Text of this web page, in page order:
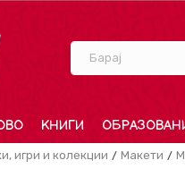
Барај
КНИГИ
игри и колекции Макети